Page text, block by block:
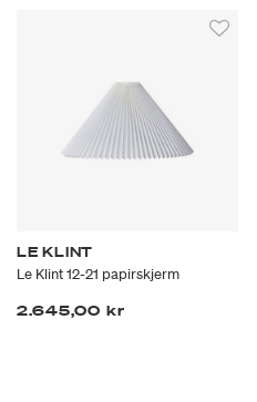
LE KLINT
Le Klint 12-21 papirskjerm
2.645,00 kr